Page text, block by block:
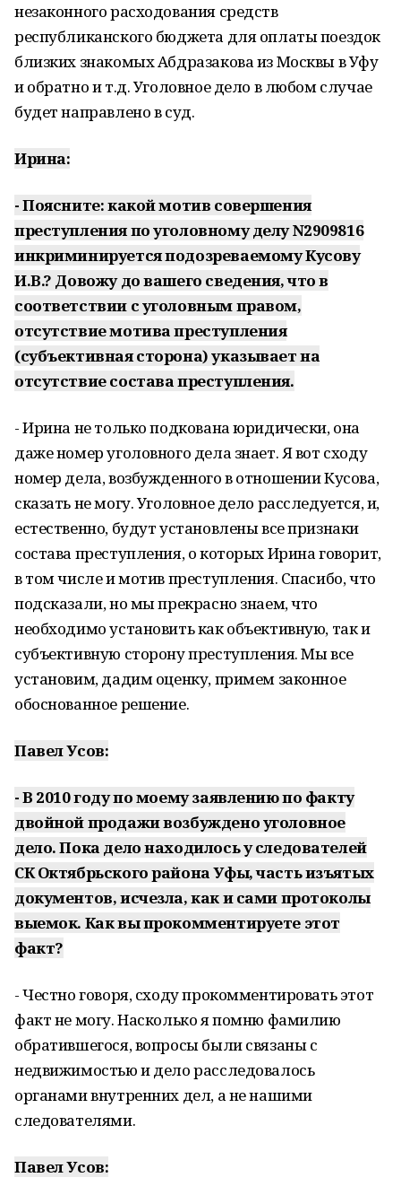
незаконного расходования средств
республиканского бюджета для оплаты поездок
близких знакомых Абдразакова из Москвы в Уфу
и обратно и т.д. Уголовное дело в любом случае
будет направлено в суд.
Ирина:
- Поясните: какой мотив совершения
преступления по уголовному делуN2909816
инкриминируется подозреваемому Кусову
И.В.? Довожу до вашего сведения, что в
соответствии с уголовным правом,
отсутствие мотива преступления
(субъективная сторона) указывает на
отсутствие состава преступления.
- Ирина не только подкована юридически, она
даже номер уголовного дела знает. Я вот сходу
номер дела, возбужденного в отношении Кусова,
сказать не могу. Уголовное дело расследуется, и,
естественно, будут установлены все признаки
состава преступления, о которых Ирина говорит,
в том числе и мотив преступления. Спасибо, что
подсказали, но мы прекрасно знаем, что
необходимо установить как объективную, так и
субъективную сторону преступления. Мы все
установим, дадим оценку, примем законное
обоснованное решение.
Павел Усов:
- В 2010 году по моему заявлению по факту
двойной продажи возбуждено уголовное
дело. Пока дело находилось у следователей
СК Октябрьского района Уфы, часть изъятых
документов, исчезла, как и сами протоколы
выемок. Как вы прокомментируете этот
факт?
- Честно говоря, сходу прокомментировать этот
факт не могу. Насколько я помню фамилию
обратившегося, вопросы были связаны с
недвижимостью и дело расследовалось
органами внутренних дел, а не нашими
следователями.
Павел Усов: